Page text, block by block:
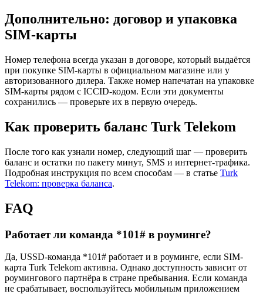
Дополнительно: договор и упаковка
SIM-карты
Номер телефона всегда указан в договоре, который выдаётся
при покупке SIM-карты в официальном магазине или у
авторизованного дилера. Также номер напечатан на упаковке
SIM-карты рядом с ICCID-кодом. Если эти документы
сохранились — проверьте их в первую очередь.
Как проверить баланс Turk Telekom
После того как узнали номер, следующий шаг — проверить
баланс и остатки по пакету минут, SMS и интернет-трафика.
Подробная инструкция по всем способам — в статье Turk
Telekom: проверка баланса.
FAQ
Работает ли команда *101# в роуминге?
Да, USSD-команда *101# работает и в роуминге, если SIM-
карта Turk Telekom активна. Однако доступность зависит от
роумингового партнёра в стране пребывания. Если команда
не срабатывает, воспользуйтесь мобильным приложением